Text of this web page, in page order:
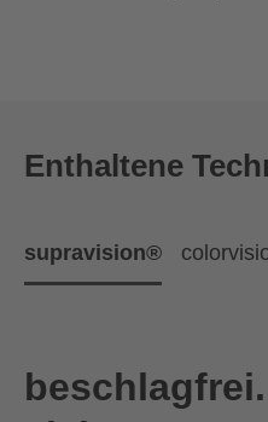
Enthaltene
supravision®